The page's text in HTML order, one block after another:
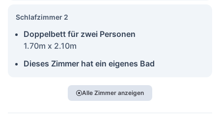
Schlafzimmer 2
Doppelbett für zwei Personen
1.70m x 2.10m
Dieses Zimmer hat ein eigenes Bad
Alle Zimmer anzeigen